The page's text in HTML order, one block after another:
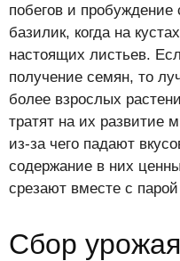
побегов и
базилик, когда на
настоящих листьев.
получение семян, то
более взрослых
тратят на их развитие
из-за чего падают
содержание в них
срезают вместе с
Сбор урожая